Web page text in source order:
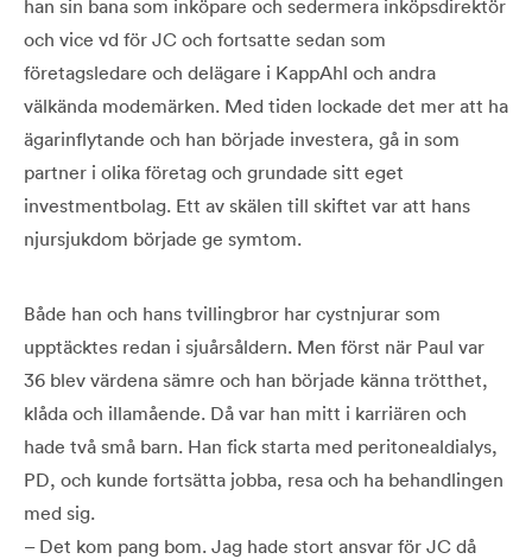
han sin bana som inköpare och sedermera inköpsdirektör
och vice vd för JC och fortsatte sedan som
företagsledare och delägare i KappAhl och andra
välkända modemärken. Med tiden lockade det mer att ha
ägarinflytande och han började investera, gå in som
partner i olika företag och grundade sitt eget
investmentbolag. Ett av skälen till skiftet var att hans
njursjukdom började ge symtom.
Både han och hans tvillingbror har cystnjurar som
upptäcktes redan i sjuårsåldern. Men först när Paul var
36 blev värdena sämre och han började känna trötthet,
klåda och illamående. Då var han mitt i karriären och
hade två små barn. Han fick starta med peritonealdialys,
PD, och kunde fortsätta jobba, resa och ha behandlingen
med sig.
– Det kom pang bom. Jag hade stort ansvar för JC då